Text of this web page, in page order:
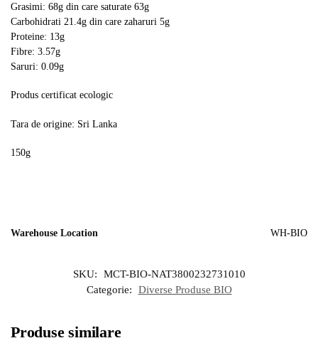
Grasimi: 68g din care saturate 63g
Carbohidrati 21.4g din care zaharuri 5g
Proteine: 13g
Fibre: 3.57g
Saruri: 0.09g
Produs certificat ecologic
Tara de origine: Sri Lanka
150g
Warehouse Location WH-BIO
SKU:
MCT-BIO-NAT3800232731010
Categorie:
Diverse Produse BIO
Produse similare